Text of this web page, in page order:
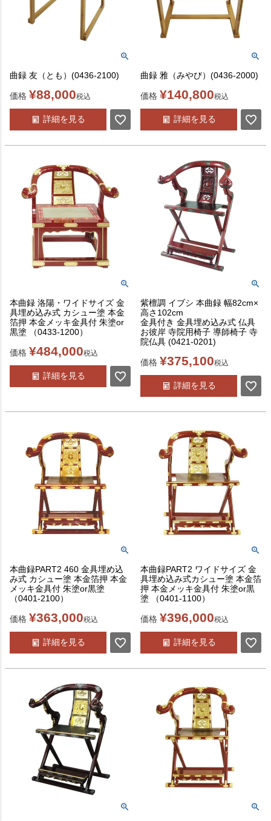
曲録 友（とも）(0436-2100)
価格 ¥88,000税込
詳細を見る
曲録 雅（みやび）(0436-2000)
価格 ¥140,800税込
詳細を見る
本曲録 洛陽・ワイドサイズ 金
具埋め込み式 カシュー塗 本金
箔押 本金メッキ金具付 朱塗or
黒塗 （0433-1200）
価格 ¥484,000税込
詳細を見る
紫檀調 イブシ 本曲録 幅82cm×
高さ102cm
金具付き 金具埋め込み式 仏具
お彼岸 寺院用椅子 導師椅子 寺
院仏具 (0421-0201)
価格 ¥375,100税込
詳細を見る
本曲録PART2 460 金具埋め込
み式 カシュー塗 本金箔押 本金
メッキ金具付 朱塗or黒塗
（0401-2100）
価格 ¥363,000税込
詳細を見る
本曲録PART2 ワイドサイズ 金
具埋め込み式カシュー塗 本金箔
押 本金メッキ金具付 朱塗or黒
塗 （0401-1100）
価格 ¥396,000税込
詳細を見る